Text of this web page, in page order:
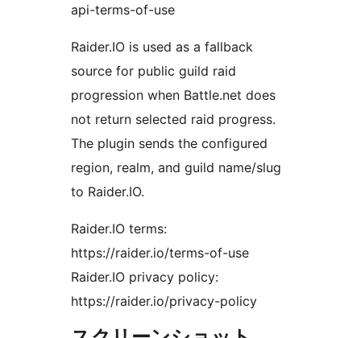
api-terms-of-use
Raider.IO is used as a fallback
source for public guild raid
progression when Battle.net does
not return selected raid progress.
The plugin sends the configured
region, realm, and guild name/slug
to Raider.IO.
Raider.IO terms:
https://raider.io/terms-of-use
Raider.IO privacy policy:
https://raider.io/privacy-policy